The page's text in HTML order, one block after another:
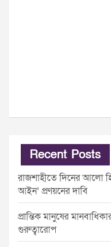
Recent Posts
রাজশাহীতে দিনের আলো
আইন’ প্রণয়নের দাবি
প্রান্তিক মানুষের
গুরুত্বারোপ